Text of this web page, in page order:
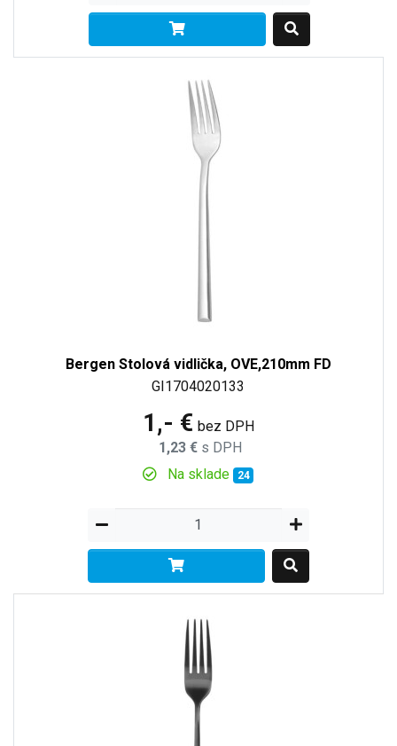
Bergen Stolová vidlička, OVE,210mm FD
GI1704020133
1,- € bez DPH
1,23 € s DPH
Na sklade
24